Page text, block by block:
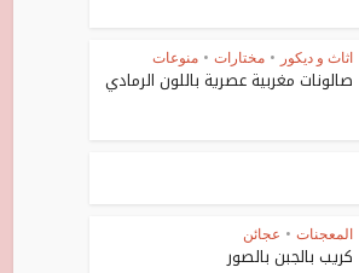
اثاث و ديكور • مختارات • منوعات
صالونات مغربية عصرية باللون الرمادي
المعجنات • عجائن
كريب بالجبن بالصور